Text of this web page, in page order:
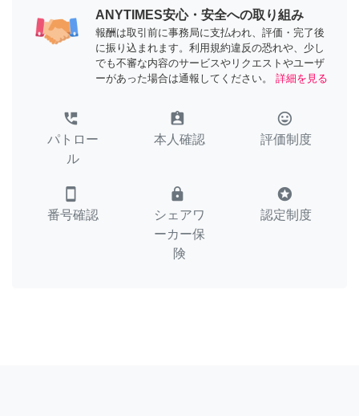
ANYTIMES安心・安全への取り組み
報酬は取引前に事務局に支払われ、評価・完了後
に振り込まれます。利用規約違反の恐れや、少し
でも不審な内容のサービスやリクエストやユーザ
ーがあった場合は通報してください。
詳細を見る
perm_phone_msg
パトロー
ル
assignment_ind
本人確認
tag_faces
評価制度
smartphone
番号確認
lock
シェアワ
ーカー保
険
stars
認定制度